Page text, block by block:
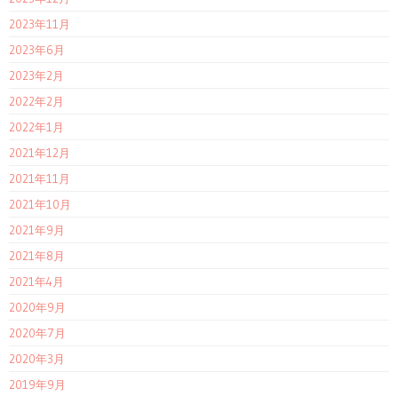
2023年11月
2023年6月
2023年2月
2022年2月
2022年1月
2021年12月
2021年11月
2021年10月
2021年9月
2021年8月
2021年4月
2020年9月
2020年7月
2020年3月
2019年9月